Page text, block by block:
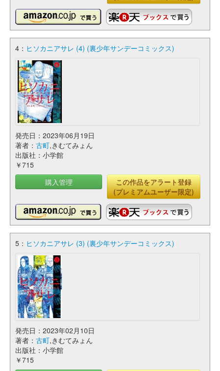
4： ヒソカニアサレ (4) (裏少年サンデーコミックス)
発売日：2023年06月19日
著者： 古町,きむてみょん
出版社：小学館
￥715
購入管理
この作品をアラート登録
(プレミアムユーザー限定)
5： ヒソカニアサレ (3) (裏少年サンデーコミックス)
発売日：2023年02月10日
著者： 古町,きむてみょん
出版社：小学館
￥715